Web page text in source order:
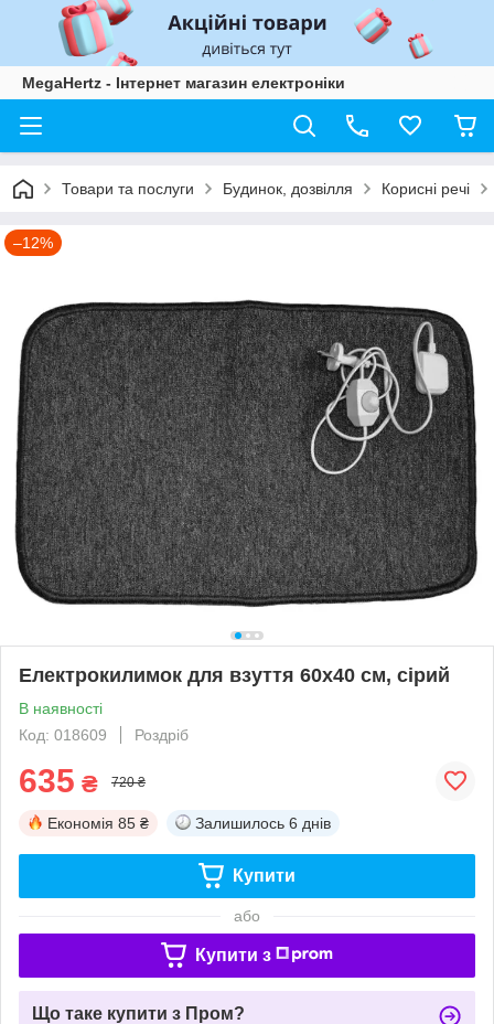
MegaHertz - Інтернет магазин електроніки
Товари та послуги Будинок, дозвілля Корисні речі
–12%
Електрокилимок для взуття 60x40 см, сірий
В наявності
Код: 018609
Роздріб
635 ₴ 720 ₴
Економія 85 ₴ Залишилось 6 днів
Купити
або
Купити з
Що таке купити з Пром?